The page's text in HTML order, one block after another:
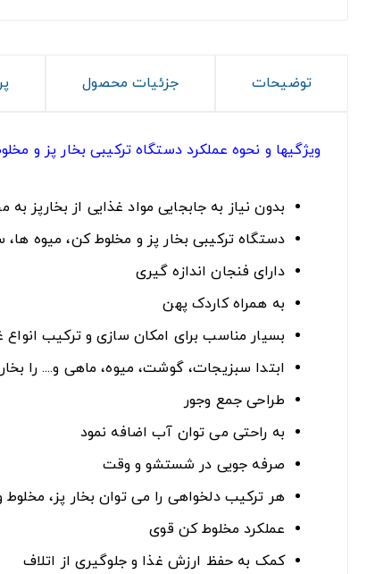
توضیحات جزئیات محصول
ویژگیها و نحوه عملکرد دستگاه ترکیبی بخار پز و
بدون نیاز به جابجایی مواد غذایی از بخارپز
دستگاه ترکیبی بخار پز و مخلوط کن، میوه
دارای فنجان اندازه گیری
به همراه کاردک پهن
بسیار مناسب برای امکان سازی و ترکیب
ابتدا سبزیجات، گوشت، میوه، ماهی و.... را
طراحی جمع وجور
به راحتی می توان آب اضافه نمود
صرفه جویی در شستشو و وقت
هر ترکیب دلخواهی را می توان بخار پز، مخلوط
عملکرد مخلوط کن قوی
کمک به حفظ ارزش غذا و جلوگیری از اتلاف